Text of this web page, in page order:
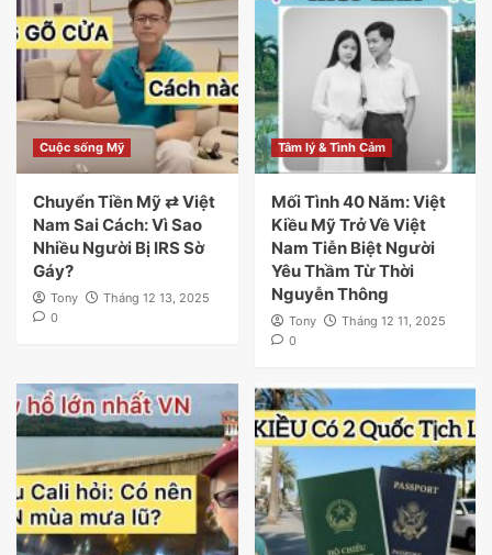
Cuộc sống Mỹ
Chuyển Tiền Mỹ ⇄ Việt
Nam Sai Cách: Vì Sao
Nhiều Người Bị IRS Sờ
Gáy?
Tony
Tháng 12 13, 2025
0
Tâm lý & Tình Cảm
Mối Tình 40 Năm: Việt
Kiều Mỹ Trở Về Việt
Nam Tiễn Biệt Người
Yêu Thầm Từ Thời
Nguyễn Thông
Tony
Tháng 12 11, 2025
0